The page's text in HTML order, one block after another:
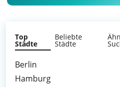
Top
Städte
Beliebte
Städte
Berlin
Hamburg